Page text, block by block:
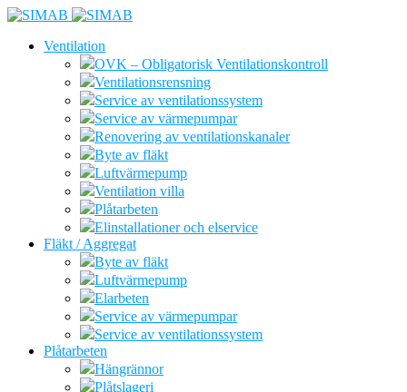
Ventilation
OVK – Obligatorisk Ventilationskontroll
Ventilationsrensning
Service av ventilationssystem
Service av värmepumpar
Renovering av ventilationskanaler
Byte av fläkt
Luftvärmepump
Ventilation villa
Plåtarbeten
Elinstallationer och elservice
Fläkt / Aggregat
Byte av fläkt
Luftvärmepump
Elarbeten
Service av värmepumpar
Service av ventilationssystem
Plåtarbeten
Hängrännor
Plåtslageri